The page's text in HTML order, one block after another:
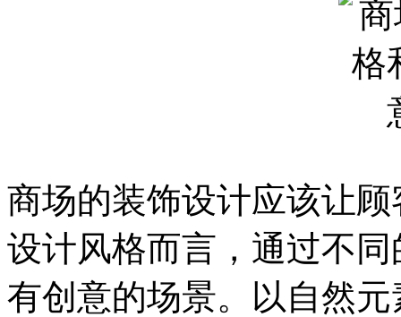
商场的装饰设计应该让
设计风格而言，通过不
有创意的场景。以自然